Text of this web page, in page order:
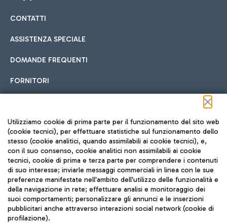
Cucina Internazionale
Fast Food
Hotel in aeroporto
Scegli l'alloggio più adatto e approfitta della vicinanza
all'aeroporto.
Car sharing
Con il Car Sharing è ancora più facile spostarsi
Treno
Raggiungi velocemente l'aeroporto di Fiumicino da Roma
tramite i servizi ferroviari Trenitalia.
CONTATTI
ASSISTENZA SPECIALE
DOMANDE FREQUENTI
FORNITORI
Seguici sui social
TRAVEL JOURNAL
ITA
Utilizziamo cookie di prima parte per il funzionamento del sito web
(cookie tecnici), per effettuare statistiche sul funzionamento dello
stesso (cookie analitici, quando assimilabili ai cookie tecnici), e,
con il suo consenso, cookie analitici non assimilabili ai cookie
tecnici, cookie di prima e terza parte per comprendere i contenuti
di suo interesse; inviarle messaggi commerciali in linea con le sue
preferenze manifestate nell'ambito dell'utilizzo delle funzionalità e
della navigazione in rete; effettuare analisi e monitoraggio dei
suoi comportamenti; personalizzare gli annunci e le inserzioni
pubblicitari anche attraverso interazioni social network (cookie di
profilazione).